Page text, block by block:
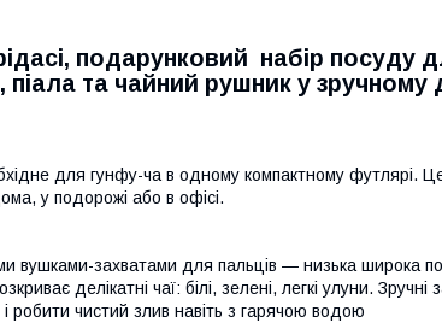
подарунковий набір посуду
піала та чайний рушник у
для гунфу-ча в одному компактному футлярі.
у подорожі або в офісі.
вушками-захватами для пальців — низька широка
делікатні чаї: білі, зелені, легкі улуни. Зручні
робити чистий злив навіть з гарячою водою